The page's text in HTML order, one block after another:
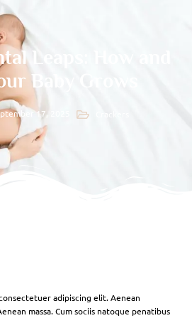
Leaps: How and
Baby Grows
17, 2025
adipiscing elit. Aenean
massa. Cum sociis natoque penatibus